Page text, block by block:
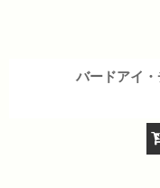
バードアイ